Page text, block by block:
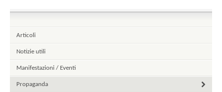
Articoli
Gallerie
Contatti
Pagine
Articoli
Notizie utili
Manifestazioni / Eventi
Propaganda